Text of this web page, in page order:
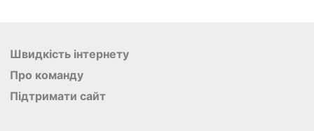
Швидкість інтернету
Про команду
Підтримати сайт